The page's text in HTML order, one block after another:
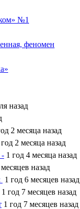
№1
феномен
назад
2 месяца назад
2 месяца назад
- 1 год 4 месяца назад
назад
1 год 6 месяцев назад
1 год 7 месяцев назад
1 год 7 месяцев назад